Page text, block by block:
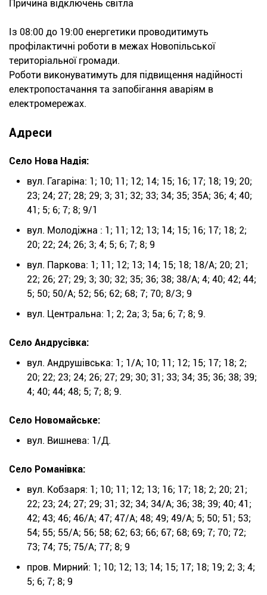
Причина відключень світла
Із 08:00 до 19:00 енергетики проводитимуть
профілактичні роботи в межах Новопільської
територіальної громади.
Роботи виконуватимуть для підвищення надійності
електропостачання та запобігання аваріям в
електромережах.
Адреси
Село Нова Надія:
вул. Гагаріна: 1; 10; 11; 12; 14; 15; 16; 17; 18; 19; 20;
23; 24; 27; 28; 29; 3; 31; 32; 33; 34; 35; 35А; 36; 4; 40;
41; 5; 6; 7; 8; 9/1
вул. Молодіжна : 1; 11; 12; 13; 14; 15; 16; 17; 18; 2;
20; 22; 24; 26; 3; 4; 5; 6; 7; 8; 9
вул. Паркова: 1; 11; 12; 13; 14; 15; 18; 18/А; 20; 21;
22; 26; 27; 29; 3; 30; 32; 35; 36; 38; 38/А; 4; 40; 42; 44;
5; 50; 50/А; 52; 56; 62; 68; 7; 70; 8/З; 9
вул. Центральна: 1; 2; 2а; 3; 5а; 6; 7; 8; 9.
Село Андрусівка:
вул. Андрушівська: 1; 1/А; 10; 11; 12; 15; 17; 18; 2;
20; 22; 23; 24; 26; 27; 29; 30; 31; 33; 34; 35; 36; 38; 39;
4; 40; 44; 48; 5; 7; 8; 9.
Село Новомайське:
вул. Вишнева: 1/Д.
Село Романівка:
вул. Кобзаря: 1; 10; 11; 12; 13; 16; 17; 18; 2; 20; 21;
22; 23; 24; 27; 29; 31; 32; 34; 34/А; 36; 38; 39; 40; 41;
42; 43; 46; 46/А; 47; 47/А; 48; 49; 49/А; 5; 50; 51; 53;
54; 55; 55/А; 56; 58; 62; 63; 66; 67; 68; 69; 7; 70; 72;
73; 74; 75; 75/А; 77; 8; 9
пров. Мирний: 1; 10; 12; 13; 14; 15; 17; 18; 19; 2; 3; 4;
5; 6; 7; 8; 9